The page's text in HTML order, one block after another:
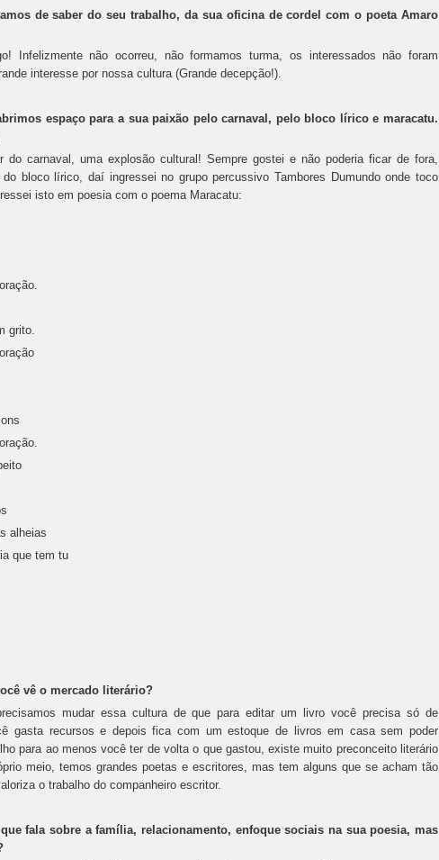
de saber do seu trabalho, da sua oficina de cordel com o poeta Amaro
Infelizmente não ocorreu, não formamos turma, os interessados não foram
interesse por nossa cultura (Grande decepção!).
espaço para a sua paixão pelo carnaval, pelo bloco lírico e maracatu.
do carnaval, uma explosão cultural! Sempre gostei e não poderia ficar de fora,
bloco lírico, daí ingressei no grupo percussivo Tambores Dumundo onde toco
isto em poesia com o poema Maracatu:
grito.
alheias
que tem tu
vê o mercado literário?
mudar essa cultura de que para editar um livro você precisa só de
gasta recursos e depois fica com um estoque de livros em casa sem poder
para ao menos você ter de volta o que gastou, existe muito preconceito literário
meio, temos grandes poetas e escritores, mas tem alguns que se acham tão
o trabalho do companheiro escritor.
fala sobre a família, relacionamento, enfoque sociais na sua poesia, mas